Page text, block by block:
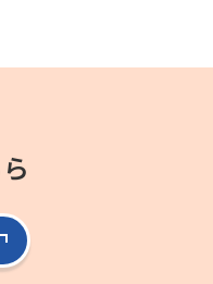
公式コロワイドオンライン